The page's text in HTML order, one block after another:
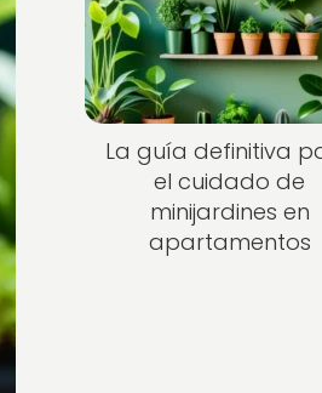
La guía definitiva
el cuidado de
minijardines en
apartamentos